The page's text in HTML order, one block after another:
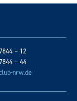
– 12
– 44
nrw.de